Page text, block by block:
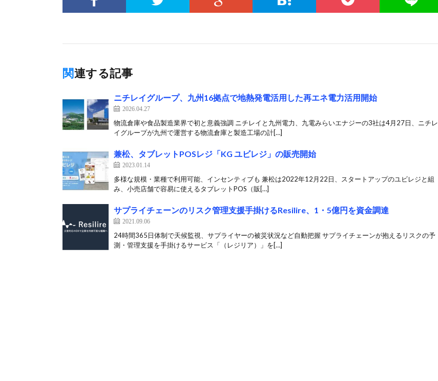
関連する記事
ニチレイグループ、九州16拠点で地熱発電活用した再エネ電力活用開始
2026.04.27
物流倉庫や食品製造業界で初と意義強調 ニチレイと九州電力、九電みらいエナジーの3社は4月27日、ニチレ
イグループが九州で運営する物流倉庫と製造工場の計[…]
兼松、タブレットPOSレジ「KG ユビレジ」の販売開始
2023.01.14
多様な規模・業種で利用可能、インセンティブも 兼松は2022年12月22日、スタートアップのユビレジと組
み、小売店舗で容易に使えるタブレットPOS（販[…]
サプライチェーンのリスク管理支援手掛けるResilire、1・5億円を資金調達
2021.09.06
24時間365日体制で天候監視、サプライヤーの被災状況など自動把握 サプライチェーンが抱えるリスクの予
測・管理支援を手掛けるサービス「（レジリア）」を[…]